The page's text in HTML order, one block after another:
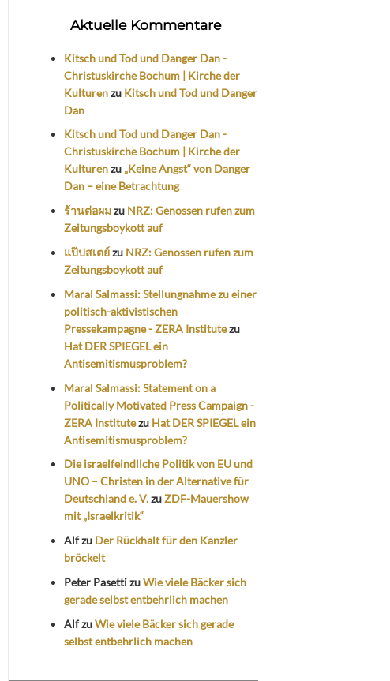
Aktuelle Kommentare
Kitsch und Tod und Danger Dan -
Christuskirche Bochum | Kirche der
Kulturenzu Kitsch und Tod und Danger
Dan
Kitsch und Tod und Danger Dan -
Christuskirche Bochum | Kirche der
Kulturenzu „Keine Angst“ von Danger
Dan – eine Betrachtung
ร้านต่อผมzu NRZ: Genossen rufen zum
Zeitungsboykott auf
แป๊ปสเตย์zu NRZ: Genossen rufen zum
Zeitungsboykott auf
Maral Salmassi: Stellungnahme zu einer
politisch-aktivistischen
Pressekampagne - ZERA Institutezu
Hat DER SPIEGEL ein
Antisemitismusproblem?
Maral Salmassi: Statement on a
Politically Motivated Press Campaign -
ZERA Institutezu Hat DER SPIEGEL ein
Antisemitismusproblem?
Die israelfeindliche Politik von EU und
UNO – Christen in der Alternative für
Deutschland e. V.zuZDF-Mauershow
mit „Israelkritik“
Alfzu Der Rückhalt für den Kanzler
bröckelt
Peter PasettizuWie viele Bäcker sich
gerade selbst entbehrlich machen
AlfzuWie viele Bäcker sich gerade
selbst entbehrlich machen